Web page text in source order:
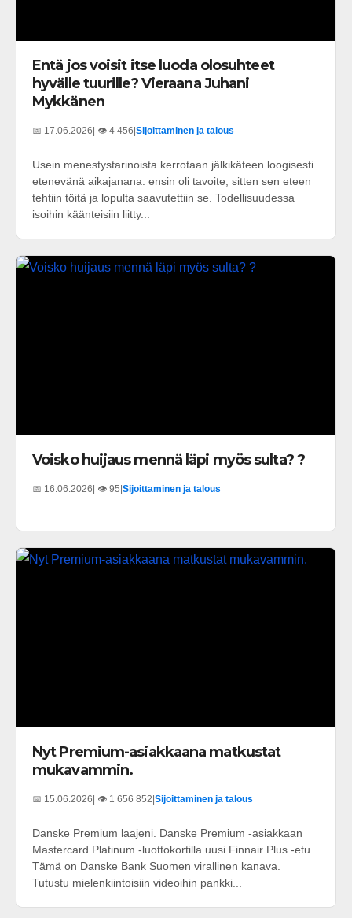
Entä jos voisit itse luoda olosuhteet
hyvälle tuurille? Vieraana Juhani
Mykkänen
📅 17.06.2026| 👁️ 4 456|Sijoittaminen ja talous
Usein menestystarinoista kerrotaan jälkikäteen loogisesti
etenevänä aikajanana: ensin oli tavoite, sitten sen eteen
tehtiin töitä ja lopulta saavutettiin se. Todellisuudessa
isoihin käänteisiin liitty...
Voisko huijaus mennä läpi myös sulta? ?
📅 16.06.2026 | 👁️ 95 Sijoittaminen ja talous
Nyt Premium-asiakkaana matkustat
mukavammin.
📅 15.06.2026 | 👁️ 1 656 852 Sijoittaminen ja talous
Danske Premium laajeni. Danske Premium -asiakkaan
Mastercard Platinum -luottokortilla uusi Finnair Plus -etu.
Tämä on Danske Bank Suomen virallinen kanava.
Tutustu mielenkiintoisiin videoihin pankki...